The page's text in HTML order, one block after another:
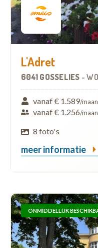
L'Adret
6041 GOSSELIES -
vanaf € 1.589/
vanaf € 1.256/
8 foto's
meer informatie
ONMIDDELLIJK